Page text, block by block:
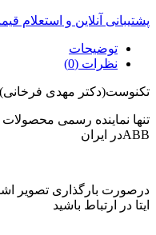
پشتیبانی آنلاین و استعلام
توضیحات
نظرات (0)
تکنوست(دکتر مهدی فرخانی)
تنها نماینده رسمی
ABBدر ایران
درصورت بارگذاری تصویر
ایتا در ارتباط باشید